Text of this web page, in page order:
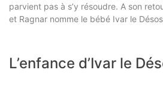
parvient pas à s’y résoudre. A son
et Ragnar nomme le bébé Ivar le
L’enfance d’Ivar le